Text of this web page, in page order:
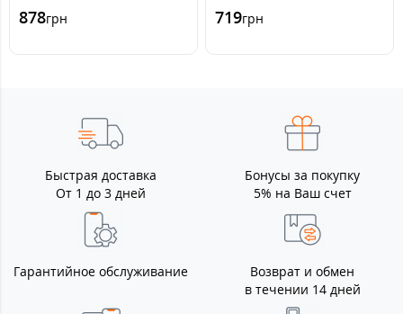
878грн 719грн
Быстрая доставка
От 1 до 3 дней
Бонусы за покупку
5% на Ваш счет
Гарантийное обслуживание
Возврат и обмен
в течении 14 дней